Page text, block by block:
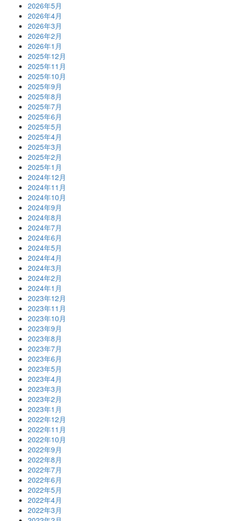
2026年5月
2026年4月
2026年3月
2026年2月
2026年1月
2025年12月
2025年11月
2025年10月
2025年9月
2025年8月
2025年7月
2025年6月
2025年5月
2025年4月
2025年3月
2025年2月
2025年1月
2024年12月
2024年11月
2024年10月
2024年9月
2024年8月
2024年7月
2024年6月
2024年5月
2024年4月
2024年3月
2024年2月
2024年1月
2023年12月
2023年11月
2023年10月
2023年9月
2023年8月
2023年7月
2023年6月
2023年5月
2023年4月
2023年3月
2023年2月
2023年1月
2022年12月
2022年11月
2022年10月
2022年9月
2022年8月
2022年7月
2022年6月
2022年5月
2022年4月
2022年3月